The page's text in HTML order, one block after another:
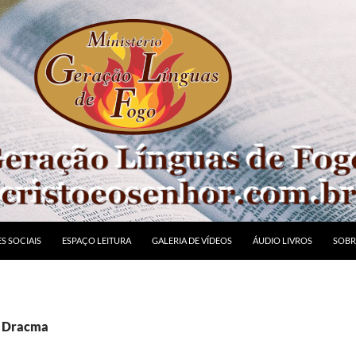
SOCIAIS ESPAÇO LEITURA GALERIA DE VÍDEOS ÁUDIO LIVROS